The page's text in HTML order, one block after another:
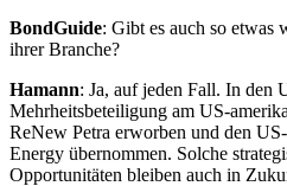
BondGuide: Gibt es auch so
ihrer Branche?
Hamann: Ja, auf jeden Fall. In den
Mehrheitsbeteiligung am US-
ReNew Petra erworben und den
Energy übernommen. Solche
Opportunitäten bleiben auch in